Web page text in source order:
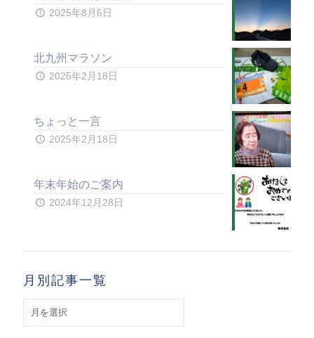
2025年8月6日
北九州マラソン
2025年2月18日
ちょっと一言
2025年2月18日
年末年始のご案内
2024年12月28日
月別記事一覧